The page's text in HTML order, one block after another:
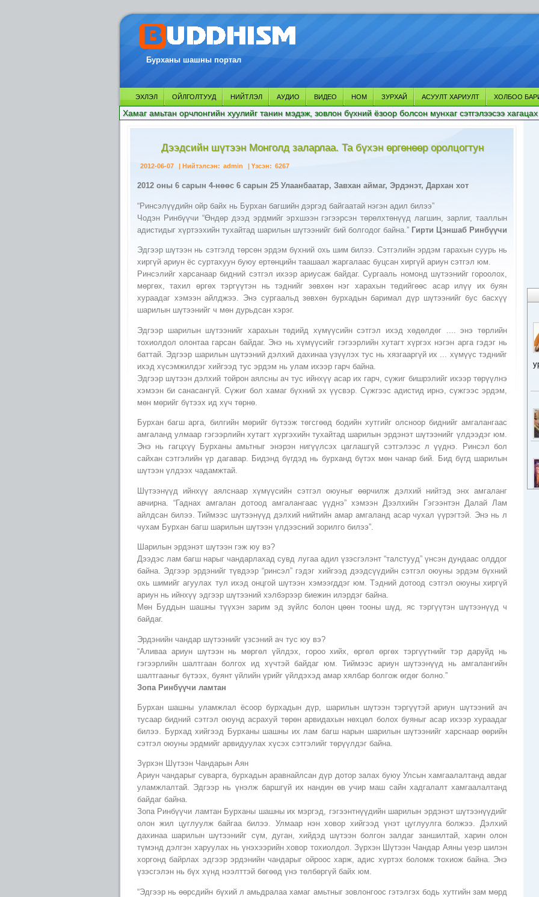
Бурханы шашны портал
ЭХЛЭЛ ОЙЛГОЛТУУД НИЙТЛЭЛ АУДИО ВИДЕО НОМ ЗУРХАЙ АСУУЛТ ХАРИУЛТ ХОЛБОО
Хамаг амьтан орчлонгийн хуулийг танин мэдэж, зовлон бүхний ёзоор болсон мунхаг сэтгэлээсээ хагацах
Дээдсийн шүтээн Монголд заларлаа. Та бүхэн өргөнөөр оролцогтун
2012-06-07 | Нийтэлсэн: admin | Үзсэн: 6267
2012 оны 6 сарын 4-нөөс 6 сарын 25 Улаанбаатар, Завхан аймаг, Эрдэнэт, Дархан хот
“Ринсэлүүдийн ойр байх нь Бурхан багшийн дэргэд байгаатай нэгэн адил билээ”
Чодэн Ринбүүчи “Өндөр дээд эрдмийг эрхшээн гэгээрсэн төрөлхтөнүүд лагшин, зарлиг, тааллын
адистидыг хүртээхийн тухайтад шарилын шүтээнийг бий болгодог байна.” Гирти Цэншаб Ринбүүчи
Эдгээр шүтээн нь сэтгэлд төрсөн эрдэм бүхний охь шим билээ. Сэтгэлийн эрдэм гарахын суурь нь
хиргүй ариун ёс суртахуун буюу ертөнцийн таашаал жаргалаас буцсан хиргүй ариун сэтгэл юм.
Ринсэлийг харсанаар бидний сэтгэл ихээр ариусаж байдаг. Сургааль номонд шүтээнийг гороолох,
мөргөх, тахил өргөх тэргүүтэн нь тэднийг зөвхөн нэг харахын төдийгөөс асар илүү их буян
хураадаг хэмээн айлджээ. Энэ сургаальд зөвхөн бурхадын баримал дүр шүтээнийг бус басхүү
шарилын шүтээнийг ч мөн дурьдсан хэрэг.
Эдгээр шарилын шүтээнийг харахын төдийд хүмүүсийн сэтгэл ихэд хөдөлдөг .... энэ төрлийн
тохиолдол олонтаа гарсан байдаг. Энэ нь хүмүүсийг гэгээрлийн хутагт хүргэх нэгэн арга гэдэг нь
баттай. Эдгээр шарилын шүтээний дэлхий дахинаа үзүүлэх тус нь хязгааргүй их ... хүмүүс тэднийг
ихэд хүсэмжилдэг хийгээд тус эрдэм нь улам ихээр гарч байна.
Эдгээр шүтээн дэлхий тойрон аялсны ач тус ийнхүү асар их гарч, сүжиг бишрэлийг ихээр төрүүлнэ
хэмээн би санасангүй. Сүжиг бол хамаг бүхний эх үүсвэр. Сүжгээс адистид ирнэ, сүжгээс эрдэм,
мөн мөрийг бүтээх ид хүч төрнө.
Бурхан багш арга, билгийн мөрийг бүтээж төгсгөөд бодийн хутгийг олсноор биднийг амгалангаас
амгаланд улмаар гэгээрлийн хутагт хүргэхийн тухайтад шарилын эрдэнэт шүтээнийг үлдээдэг юм.
Энэ нь гагцхүү Бурханы амьтныг энэрэн нигүүлсэх цаглашгүй сэтгэлээс л үүднэ. Ринсэл бол
сайхан сэтгэлийн үр дагавар. Бидэнд бүгдэд нь бурханд бүтэх мөн чанар бий. Бид бүгд шарилын
шүтээн үлдээх чадамжтай.
Шүтээнүүд ийнхүү аялснаар хүмүүсийн сэтгэл оюуныг өөрчилж дэлхий нийтэд энх амгаланг
авчирна. “Гаднах амгалан дотоод амгалангаас үүднэ” хэмээн Дээлхийн Гэгээнтэн Далай Лам
айлдсан билээ. Тиймээс шүтээнүүд дэлхий нийтийн амар амгаланд асар чухал үүрэгтэй. Энэ нь л
чухам Бурхан багш шарилын шүтээн үлдээсний зорилго билээ”.
Шарилын эрдэнэт шүтээн гэж юу вэ?
Дээдэс лам багш нарыг чандарлахад сувд лугаа адил үзэсгэлэнт “талстууд” үнсэн дундаас олддог
байна. Эдгээр эрдэнийг түвдээр “ринсэл” гэдэг хийгээд дээдсүүдийн сэтгэл оюуны эрдэм бүхний
охь шимийг агуулах тул ихэд онцгой шүтээн хэмээгддэг юм. Тэдний дотоод сэтгэл оюуны хиргүй
ариун нь ийнхүү эдгээр шүтээний хэлбэрээр биежин илэрдэг байна.
Мөн Буддын шашны түүхэн зарим эд зүйлс болон цөөн тооны шүд, яс тэргүүтэн шүтээнүүд ч
байдаг.
Эрдэнийн чандар шүтээнийг үзсэний ач тус юу вэ?
“Аливаа ариун шүтээн нь мөргөл үйлдэх, гороо хийх, өргөл өргөх тэргүүтнийг тэр даруйд нь
гэгээрлийн шалтгаан болгох ид хүчтэй байдаг юм. Тиймээс ариун шүтээнүүд нь амгалангийн
шалтгааныг бүтээх, буянт үйлийн үрийг үйлдэхэд амар хялбар болгож өгдөг болно.”
Зопа Ринбүүчи ламтан
Бурхан шашны уламжлал ёсоор бурхадын дүр, шарилын шүтээн тэргүүтэй ариун шүтээний ач
тусаар бидний сэтгэл оюунд асрахуй төрөн арвидахын нөхцөл болох буяныг асар ихээр хураадаг
билээ. Бурхад хийгээд Бурханы шашны их лам багш нарын шарилын шүтээнийг харснаар өөрийн
сэтгэл оюуны эрдмийг арвидуулах хүсэх сэтгэлийг төрүүлдэг байна.
Зүрхэн Шүтээн Чандарын Аян
Ариун чандарыг суварга, бурхадын аравнайлсан дүр дотор залах буюу Улсын хамгаалалтанд авдаг
уламжлалтай. Эдгээр нь үнэлж баршгүй их нандин өв учир маш сайн хадгалалт хамгаалалтанд
байдаг байна.
Зопа Ринбүүчи ламтан Бурханы шашны их мэргэд, гэгээнтнүүдийн шарилын эрдэнэт шүтээнүүдийг
олон жил цуглуулж байгаа билээ. Улмаар нэн ховор хийгээд үнэт цуглуулга болжээ. Дэлхий
дахинаа шарилын шүтээнийг сүм, дуган, хийдэд шүтээн болгон залдаг заншилтай, харин олон
түмэнд дэлгэн харуулах нь үнэхээрийн ховор тохиолдол. Зүрхэн Шүтээн Чандар Аяны үеэр шилэн
хоргонд байрлах эдгээр эрдэнийн чандарыг ойроос харж, адис хүртэх боломж тохиож байна. Энэ
үзэсгэлэн нь бүх хүнд нээлттэй бөгөөд үнэ төлбөргүй байх юм.
“Эдгээр нь өөрсдийн бүхий л амьдралаа хамаг амьтныг зовлонгоос гэтэлгэх бодь хутгийн зам мөрд